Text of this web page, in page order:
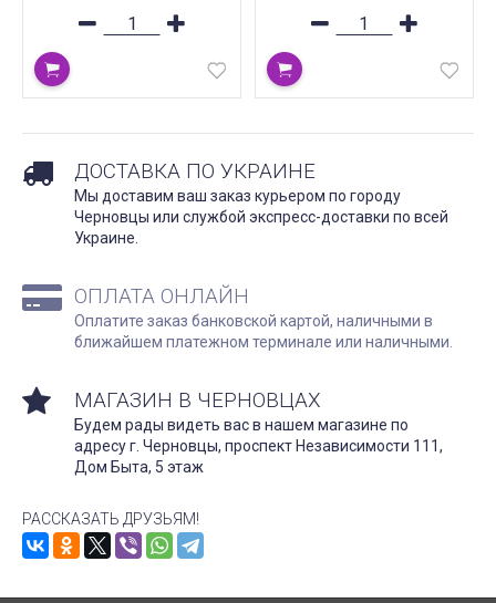
ДОСТАВКА ПО УКРАИНЕ
Мы доставим ваш заказ курьером по городу
Черновцы или службой экспресс-доставки по всей
Украине.
ОПЛАТА ОНЛАЙН
Оплатите заказ банковской картой, наличными в
ближайшем платежном терминале или наличными.
МАГАЗИН В ЧЕРНОВЦАХ
Будем рады видеть вас в нашем магазине по
адресу г. Черновцы, проспект Независимости 111,
Дом Быта, 5 этаж
РАССКАЗАТЬ ДРУЗЬЯМ!